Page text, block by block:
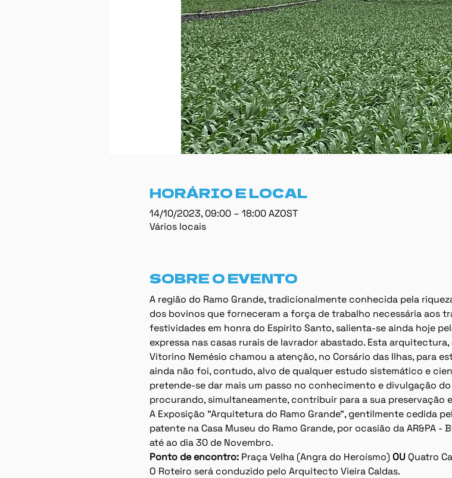
HORÁRIO E LOCAL
14/10/2023, 09:00 – 18:00 AZOST
Vários locais
SOBRE O EVENTO
A região do Ramo Grande, tradicionalmente conhecida pela
dos bovinos que forneceram a força de trabalho necessária aos
festividades em honra do Espírito Santo, salienta-se ainda hoje
expressa nas casas rurais de lavrador abastado. Esta
Vitorino Nemésio chamou a atenção, no Corsário das Ilhas, para
ainda não foi, contudo, alvo de qualquer estudo sistemático e
pretende-se dar mais um passo no conhecimento e divulgação
procurando, simultaneamente, contribuir para a sua preservação
A Exposição "Arquitetura do Ramo Grande", gentilmente cedida
patente na Casa Museu do Ramo Grande, por ocasião da AR&PA
até ao dia 30 de Novembro.
Ponto de encontro: Praça Velha (Angra do Heroísmo) OU Quatro
O Roteiro será conduzido pelo Arquitecto Vieira Caldas.